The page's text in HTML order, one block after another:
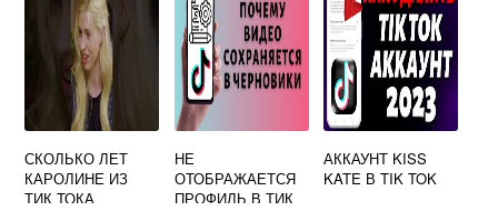
СКОЛЬКО ЛЕТ
КАРОЛИНЕ ИЗ
ТИК ТОКА
НЕ
ОТОБРАЖАЕТСЯ
ПРОФИЛЬ В ТИК
АККАУНТ KISS
KATE В TIK TOK